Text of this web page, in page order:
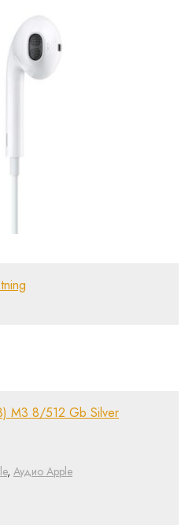
, Аудио Apple
M3 8/512 Gb Silver